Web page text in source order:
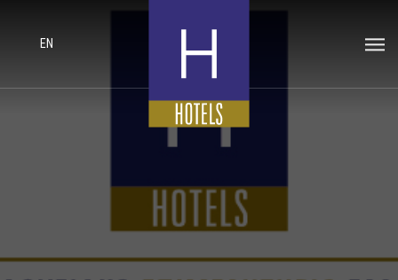
EN